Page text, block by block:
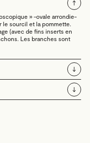
» -ovale arrondie-
le sourcil et la pommette.
(avec de fins inserts en
Les branches sont